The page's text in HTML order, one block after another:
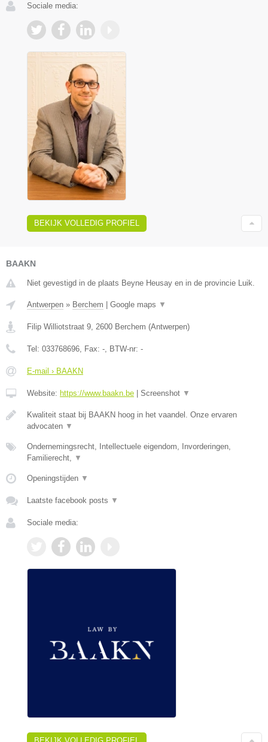
Sociale media:
BEKIJK VOLLEDIG PROFIEL
BAAKN
Niet gevestigd in de plaats Beyne Heusay en in de provincie Luik.
Antwerpen » Berchem Google maps ▼
Filip Williotstraat 9 2600 Berchem (Antwerpen)
Tel: 033768696 , Fax: - , BTW-nr: -
E-mail › BAAKN
Website: https://www.baakn.be Screenshot ▼
Kwaliteit staat bij BAAKN hoog in het vaandel. Onze ervaren
advocaten ▼
Ondernemingsrecht, Intellectuele eigendom, Invorderingen,
Familierecht,
▼
Openingstijden ▼
Laatste facebook posts ▼
Sociale media: